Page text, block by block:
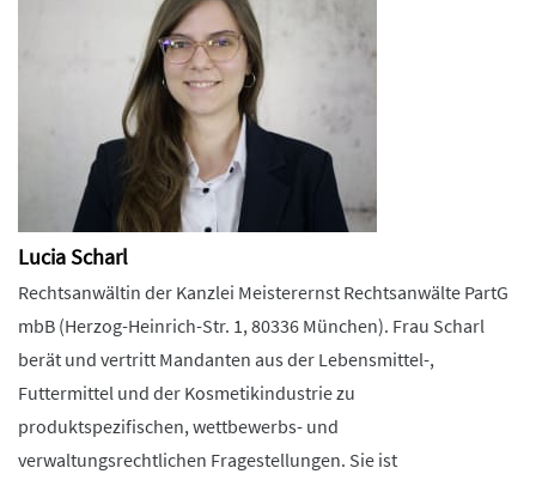
Lucia Scharl
Rechtsanwältin der Kanzlei Meisterernst Rechtsanwälte PartG
mbB (Herzog-Heinrich-Str. 1, 80336 München). Frau Scharl
berät und vertritt Mandanten aus der Lebensmittel-,
Futtermittel und der Kosmetikindustrie zu
produktspezifischen, wettbewerbs- und
verwaltungsrechtlichen Fragestellungen. Sie ist